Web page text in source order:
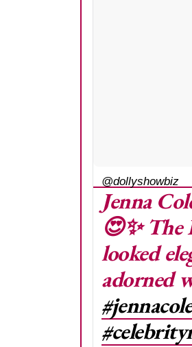
@dollyshowbiz
Jenna
😍✨
looked
adorned